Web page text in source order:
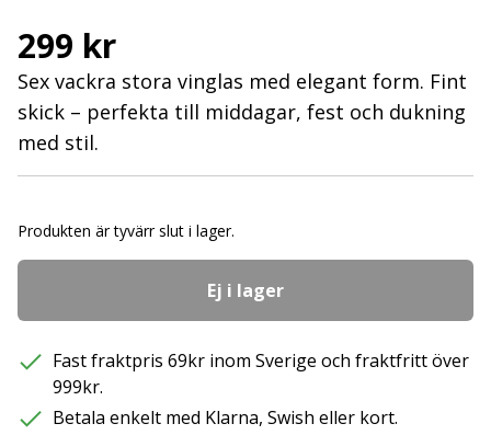
299 kr
Sex vackra stora vinglas med elegant form. Fint
skick – perfekta till middagar, fest och dukning
med stil.
Produkten är tyvärr slut i lager.
Ej i lager
Fast fraktpris 69kr inom Sverige och fraktfritt över
999kr.
Betala enkelt med Klarna, Swish eller kort.